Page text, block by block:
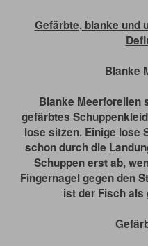
Gefärbte, blanke und
Blanke
Blanke Meerforellen
gefärbtes
lose sitzen. Einige lose
schon durch die
Schuppen erst ab,
Fingernagel gegen den
ist der Fisch als